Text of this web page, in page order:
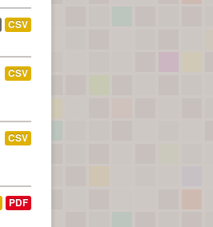
CSV
CSV
CSV
PDF